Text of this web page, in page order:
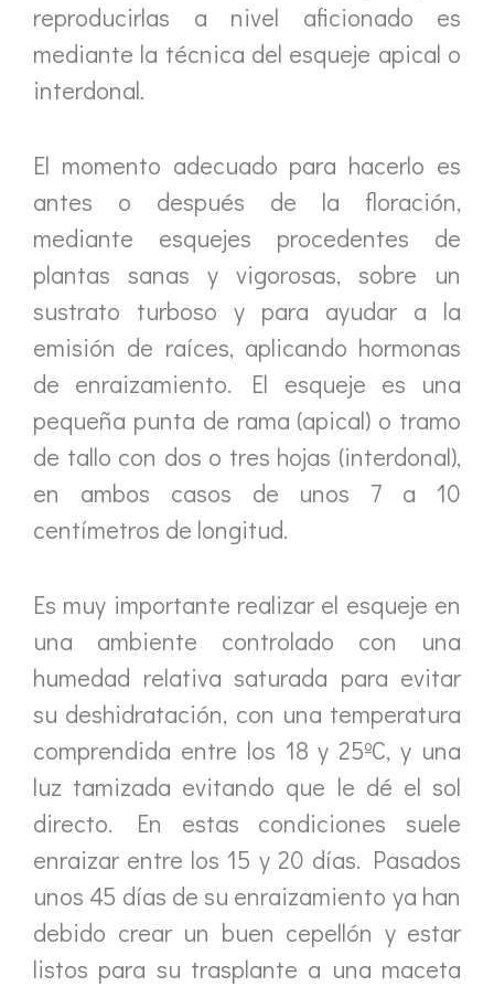
reproducirlas a nivel aficionado es
mediante la técnica del esqueje apical o
interdonal.
El momento adecuado para hacerlo es
antes o después de la floración,
mediante esquejes procedentes de
plantas sanas y vigorosas, sobre un
sustrato turboso y para ayudar a la
emisión de raíces, aplicando hormonas
de enraizamiento. El esqueje es una
pequeña punta de rama (apical) o tramo
de tallo con dos o tres hojas (interdonal),
en ambos casos de unos 7 a 10
centímetros de longitud.
Es muy importante realizar el esqueje en
una ambiente controlado con una
humedad relativa saturada para evitar
su deshidratación, con una temperatura
comprendida entre los 18 y 25ºC, y una
luz tamizada evitando que le dé el sol
directo. En estas condiciones suele
enraizar entre los 15 y 20 días. Pasados
unos 45 días de su enraizamiento ya han
debido crear un buen cepellón y estar
listos para su trasplante a una maceta